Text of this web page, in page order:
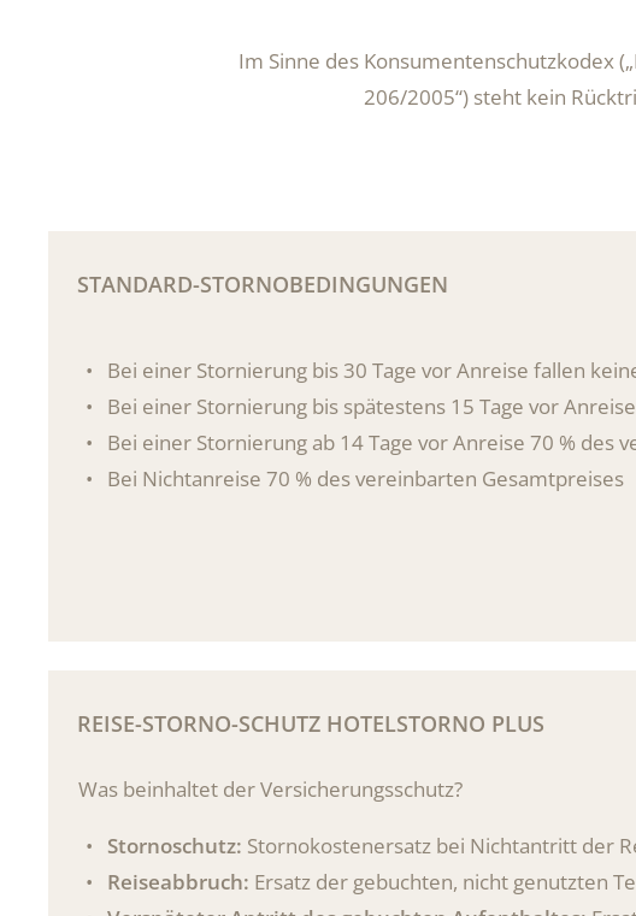
Im Sinne des Konsumentenschutzkodex
206/2005“) steht kein
STANDARD-STORNOBEDINGUNGEN
Bei einer Stornierung bis 30 Tage vor Anreise fallen
Bei einer Stornierung bis spätestens 15 Tage vor
Bei einer Stornierung ab 14 Tage vor Anreise 70 % des
Bei Nichtanreise 70 % des vereinbarten Gesamtpreises
REISE-STORNO-SCHUTZ HOTELSTORNO PLUS
Was beinhaltet der Versicherungsschutz?
Stornoschutz: Stornokostenersatz bei Nichtantritt der
Reiseabbruch: Ersatz der gebuchten, nicht genutzten